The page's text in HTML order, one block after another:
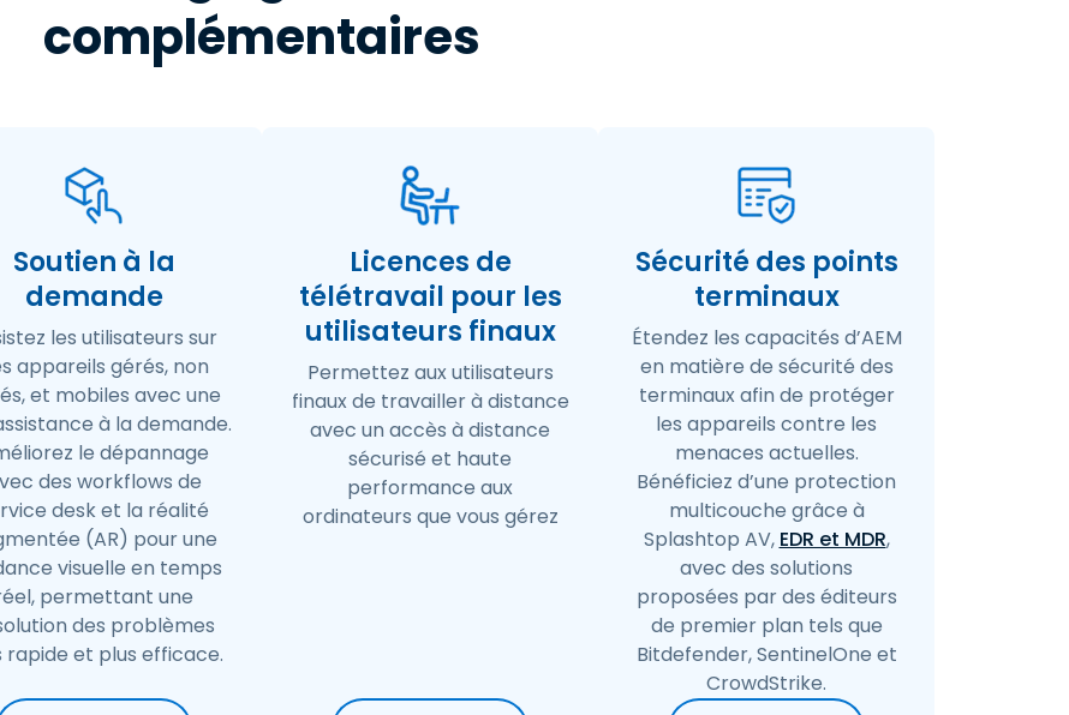
complémentaires
Soutien à la
demande
les utilisateurs sur
appareils gérés, non
et mobiles avec une
à la demande.
le dépannage
des workflows de
desk et la réalité
(AR) pour une
visuelle en temps
permettant une
des problèmes
rapide et plus efficace.
Licences de
télétravail pour les
utilisateurs finaux
Permettez aux utilisateurs
finaux de travailler à distance
avec un accès à distance
sécurisé et haute
performance aux
ordinateurs que vous gérez
Sécurité des points
terminaux
Étendez les capacités d’AEM
en matière de sécurité des
terminaux afin de protéger
les appareils contre les
menaces actuelles.
Bénéficiez d’une protection
multicouche grâce à
Splashtop AV, EDR et MDR,
avec des solutions
proposées par des éditeurs
de premier plan tels que
Bitdefender, SentinelOne et
CrowdStrike.